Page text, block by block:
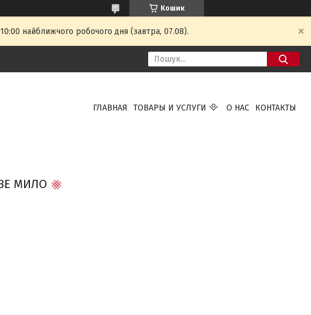
Кошик
найближчого робочого дня (завтра, 07.08).
ГЛАВНАЯ ТОВАРЫ И УСЛУГИ О НАС КОНТАКТЫ
МИЛО